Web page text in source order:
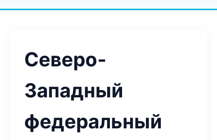
Северо-
Западный
федеральный